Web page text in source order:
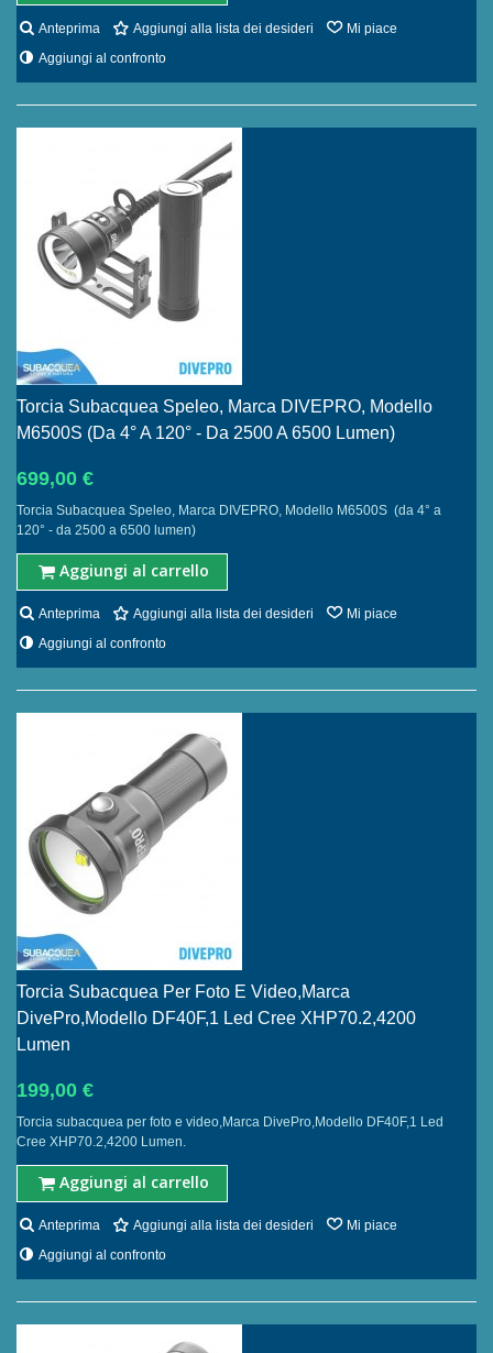
Anteprima Aggiungi alla lista dei desideri
Mi piace
Aggiungi al confronto
Torcia Subacquea Speleo, Marca DIVEPRO, Modello
M6500S (da 4° A 120° - Da 2500 A 6500 Lumen)
699,00 €
Torcia Subacquea Speleo, Marca DIVEPRO, Modello M6500S (da 4° a
120° - da 2500 a 6500 lumen)
Aggiungi al carrello
Anteprima Aggiungi alla lista dei desideri
Mi piace
Aggiungi al confronto
Torcia Subacquea Per Foto E Video,Marca
DivePro,Modello DF40F,1 Led Cree XHP70.2,4200
Lumen
199,00 €
Torcia subacquea per foto e video,Marca DivePro,Modello DF40F,1 Led
Cree XHP70.2,4200 Lumen.
Aggiungi al carrello
Anteprima Aggiungi alla lista dei desideri
Mi piace
Aggiungi al confronto